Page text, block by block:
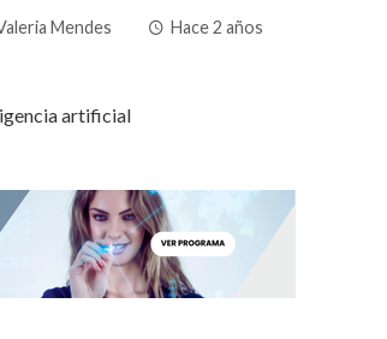
Mendes Hace 2 años